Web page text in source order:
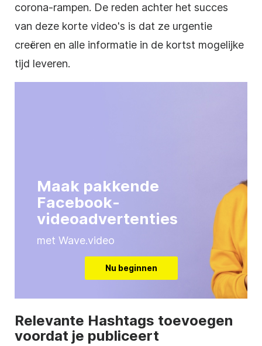
corona-rampen. De reden achter het succes
van deze korte video's is dat ze urgentie
creëren en alle informatie in de kortst mogelijke
tijd leveren.
Maak pakkende
Facebook-
videoadvertenties
met Wave.video
Nu beginnen
Relevante Hashtags toevoegen
voordat je publiceert